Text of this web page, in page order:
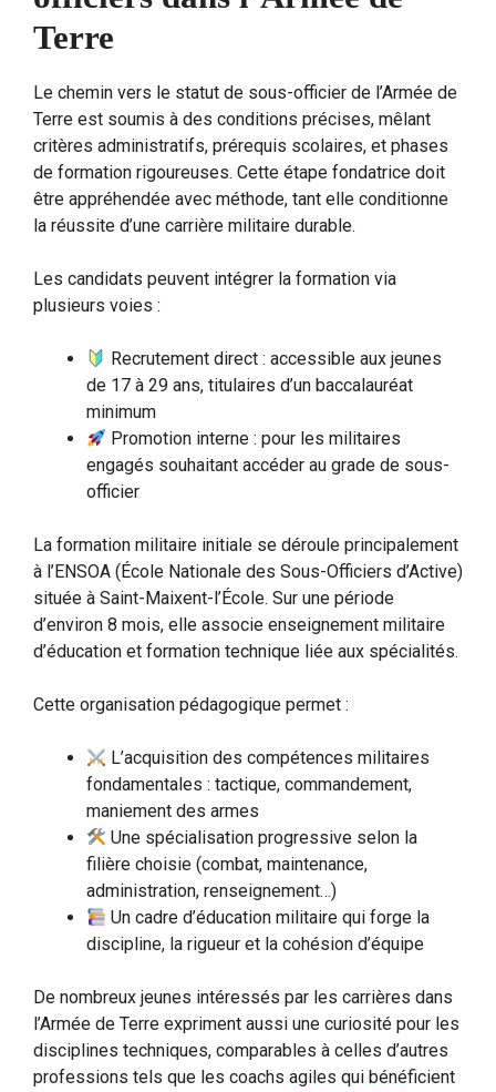
Terre
Le chemin vers le statut de sous-officier de l’Armée de
Terre est soumis à des conditions précises, mêlant
critères administratifs, prérequis scolaires, et phases
de formation rigoureuses. Cette étape fondatrice doit
être appréhendée avec méthode, tant elle conditionne
la réussite d’une carrière militaire durable.
Les candidats peuvent intégrer la formation via
plusieurs voies :
Recrutement direct : accessible aux jeunes
de 17 à 29 ans, titulaires d’un baccalauréat
minimum
Promotion interne : pour les militaires
engagés souhaitant accéder au grade de sous-
officier
La formation militaire initiale se déroule principalement
à l’ENSOA (École Nationale des Sous-Officiers d’Active)
située à Saint-Maixent-l’École. Sur une période
d’environ 8 mois, elle associe enseignement militaire
d’éducation et formation technique liée aux spécialités.
Cette organisation pédagogique permet :
L’acquisition des compétences militaires
fondamentales : tactique, commandement,
maniement des armes
Une spécialisation progressive selon la
filière choisie (combat, maintenance,
administration, renseignement…)
Un cadre d’éducation militaire qui forge la
discipline, la rigueur et la cohésion d’équipe
De nombreux jeunes intéressés par les carrières dans
l’Armée de Terre expriment aussi une curiosité pour les
disciplines techniques, comparables à celles d’autres
professions tels que les coachs agiles qui bénéficient